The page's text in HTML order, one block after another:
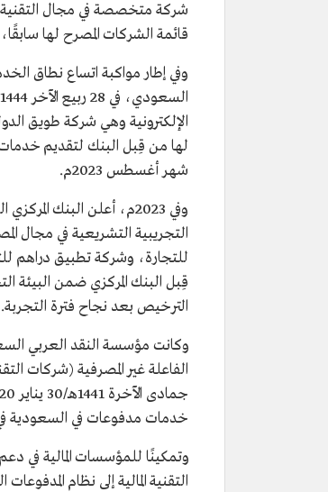
شركة متخصصة في مجال التقنية
قائمة الشركات المصرح لها سابقًا،
وفي إطار مواكبة اتساع نطاق
الإلكترونية وهي شركة طويق
شهر أغسطس 2023م.
وفي 2023م، أعلن البنك
التجريبية التشريعية في مجال
للتجارة، وشركة تطبيق دراهم
الترخيص بعد نجاح فترة التجربة.
وكانت مؤسسة النقد العربي
جمادى الآخرة 1441هـ/30 يناير 2020م وهي شركة المدفوعات الرقمية السعودية (
خدمات مدفوعات في السعودية في 5 جمادى الآخرة 1441هـ/30 يناير 2020م، وهي شركة جيديا
وتمكينًا للمؤسسات المالية في
التقنية المالية إلى نظام